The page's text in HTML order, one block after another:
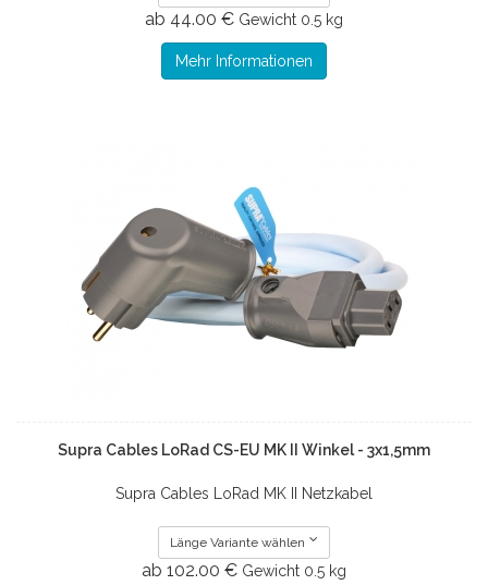
ab 44.00 € Gewicht 0.5 kg
Mehr Informationen
Supra Cables LoRad CS-EU MK II Winkel - 3x1,5mm
Supra Cables LoRad MK II Netzkabel
Länge Variante wählen
ab 102.00 € Gewicht 0.5 kg